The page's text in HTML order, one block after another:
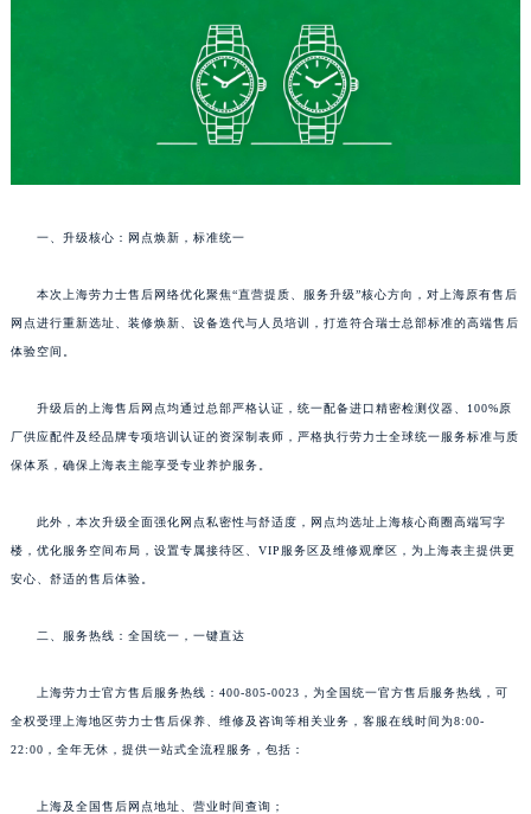
一、升级核心：网点焕新，标准统一
本次上海劳力士售后网络优化聚焦“直营提质、服务升级”核心方向，对上海原有售后
网点进行重新选址、装修焕新、设备迭代与人员培训，打造符合瑞士总部标准的高端售后
体验空间。
升级后的上海售后网点均通过总部严格认证，统一配备进口精密检测仪器、100%原
厂供应配件及经品牌专项培训认证的资深制表师，严格执行劳力士全球统一服务标准与质
保体系，确保上海表主能享受专业养护服务。
此外，本次升级全面强化网点私密性与舒适度，网点均选址上海核心商圈高端写字
楼，优化服务空间布局，设置专属接待区、VIP服务区及维修观摩区，为上海表主提供更
安心、舒适的售后体验。
二、服务热线：全国统一，一键直达
上海劳力士官方售后服务热线：400-805-0023，为全国统一官方售后服务热线，可
全权受理上海地区劳力士售后保养、维修及咨询等相关业务，客服在线时间为8:00-
22:00，全年无休，提供一站式全流程服务，包括：
上海及全国售后网点地址、营业时间查询；